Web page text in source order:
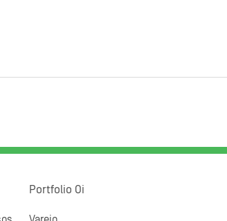
Portfolio Oi